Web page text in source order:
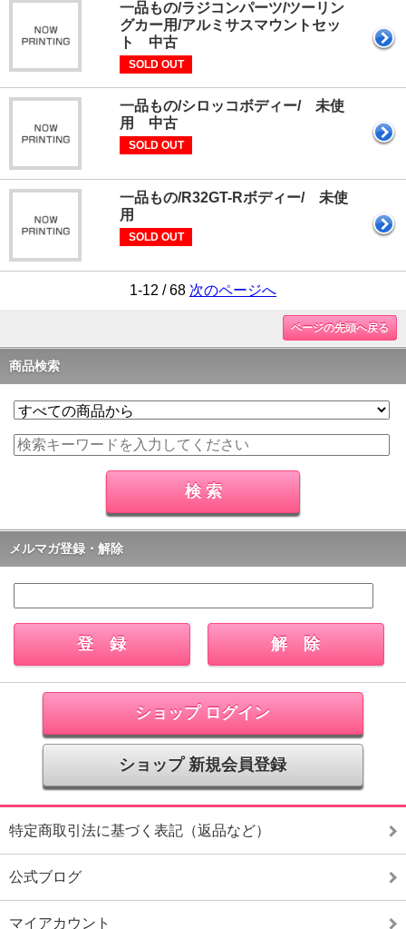
一品もの/ラジコンパーツ/ツーリン
グカー用/アルミサスマウントセッ
ト 中古
SOLD OUT
一品もの/シロッコボディー/ 未使
用 中古
SOLD OUT
一品もの/R32GT-Rボディー/ 未使
用
SOLD OUT
1-12 / 68 次のページへ
ページの先頭へ戻る
商品検索
メルマガ登録・解除
ショップ ログイン
ショップ 新規会員登録
特定商取引法に基づく表記（返品など）
公式ブログ
マイアカウント